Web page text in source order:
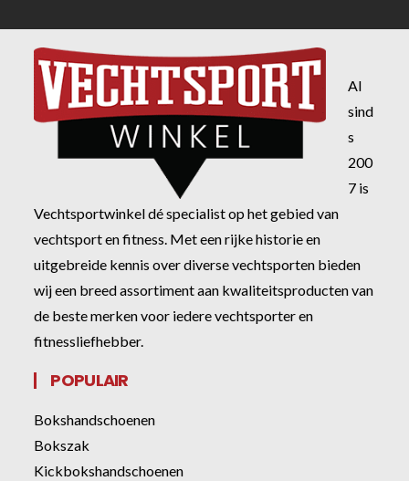
Al
sind
s
200
7 is
Vechtsportwinkel dé specialist op het gebied van
vechtsport en fitness. Met een rijke historie en
uitgebreide kennis over diverse vechtsporten bieden
wij een breed assortiment aan kwaliteitsproducten van
de beste merken voor iedere vechtsporter en
fitnessliefhebber.
POPULAIR
Bokshandschoenen
Bokszak
Kickbokshandschoenen